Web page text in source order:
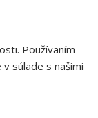
Používaním
súlade s našimi